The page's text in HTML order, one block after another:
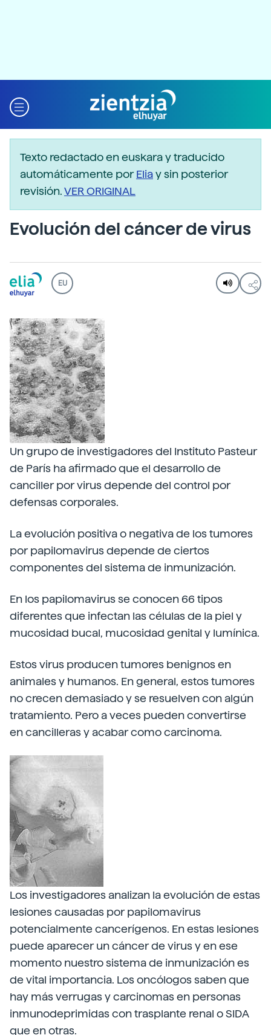
Texto redactado en euskara y traducido
automáticamente porEliay sin posterior
revisión.VER ORIGINAL
Evolución del cáncer de virus
EU
Un grupo de investigadores del Instituto Pasteur
de París ha afirmado que el desarrollo de
canciller por virus depende del control por
defensas corporales.
La evolución positiva o negativa de los tumores
por papilomavirus depende de ciertos
componentes del sistema de inmunización.
En los papilomavirus se conocen 66 tipos
diferentes que infectan las células de la piel y
mucosidad bucal, mucosidad genital y lumínica.
Estos virus producen tumores benignos en
animales y humanos. En general, estos tumores
no crecen demasiado y se resuelven con algún
tratamiento. Pero a veces pueden convertirse
en cancilleras y acabar como carcinoma.
Los investigadores analizan la evolución de estas
lesiones causadas por papilomavirus
potencialmente cancerígenos. En estas lesiones
puede aparecer un cáncer de virus y en ese
momento nuestro sistema de inmunización es
de vital importancia. Los oncólogos saben que
hay más verrugas y carcinomas en personas
inmunodeprimidas con trasplante renal o SIDA
que en otras.